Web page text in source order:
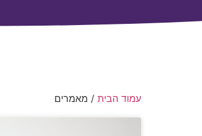
עמוד הבית / מאמרים